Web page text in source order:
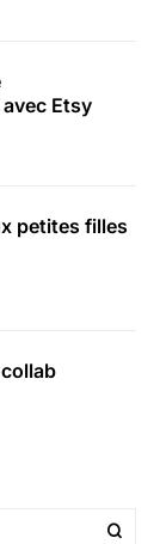
Etsy
petites filles